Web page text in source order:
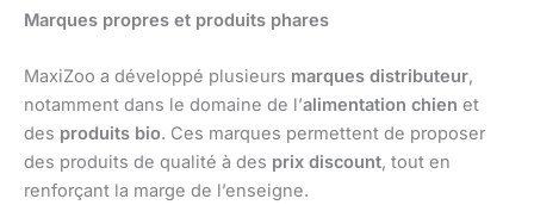
Marques propres et produits phares
MaxiZoo a développé plusieurs marques distributeur,
notamment dans le domaine de l’alimentation chien et
des produits bio. Ces marques permettent de proposer
des produits de qualité à des prix discount, tout en
renforçant la marge de l’enseigne.